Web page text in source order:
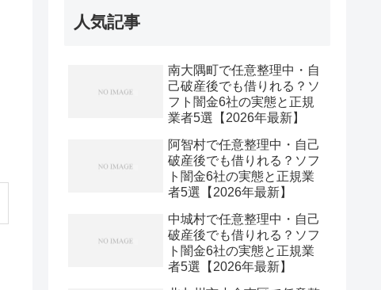
人気記事
南大隅町で任意整理中・自
己破産後でも借りれる？ソ
フト闇金6社の実態と正規
業者5選【2026年最新】
阿智村で任意整理中・自己
破産後でも借りれる？ソフ
ト闇金6社の実態と正規業
者5選【2026年最新】
中城村で任意整理中・自己
破産後でも借りれる？ソフ
ト闇金6社の実態と正規業
者5選【2026年最新】